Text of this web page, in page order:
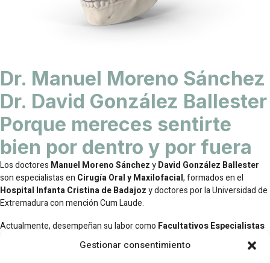
Gestionar consentimiento
Dr. Manuel Moreno Sánchez
Dr. David González Ballester
Porque mereces sentirte
bien por dentro y por fuera
Los doctores Manuel Moreno SánchezyDavid González Ballester
son especialistas en Cirugía Oral y Maxilofacial, formados en el
Hospital Infanta Cristina de Badajozy doctores por la Universidad de
Extremadura con mención Cum Laude.
Actualmente, desempeñan su labor como Facultativos Especialistas
en el mismo hospital y como profesores honorarios
en la
Facultad de Medicina de la Universidad de Extremadura.